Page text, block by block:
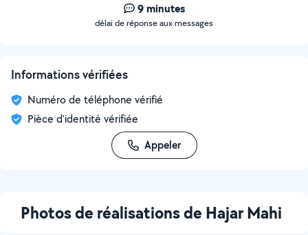
9 minutes
délai de réponse aux messages
Informations vérifiées
Numéro de téléphone vérifié
Pièce d'identité vérifiée
Appeler
Photos de réalisations de Hajar Mahi